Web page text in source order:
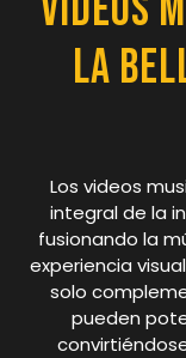
La
Los videos
integral de la
fusionando la
experiencia
solo
pueden